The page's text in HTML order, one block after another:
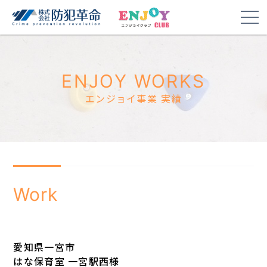
ENJOY WORKS
エンジョイ事業 実績
Work
愛知県一宮市
はな保育室 一宮駅西様